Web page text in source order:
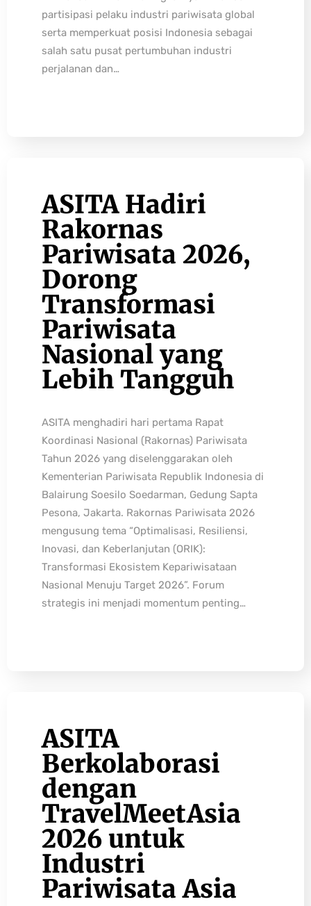
partisipasi pelaku industri pariwisata global
serta memperkuat posisi Indonesia sebagai
salah satu pusat pertumbuhan industri
perjalanan dan…
ASITA Hadiri
Rakornas
Pariwisata 2026,
Dorong
Transformasi
Pariwisata
Nasional yang
Lebih Tangguh
ASITA menghadiri hari pertama Rapat
Koordinasi Nasional (Rakornas) Pariwisata
Tahun 2026 yang diselenggarakan oleh
Kementerian Pariwisata Republik Indonesia di
Balairung Soesilo Soedarman, Gedung Sapta
Pesona, Jakarta. Rakornas Pariwisata 2026
mengusung tema “Optimalisasi, Resiliensi,
Inovasi, dan Keberlanjutan (ORIK):
Transformasi Ekosistem Kepariwisataan
Nasional Menuju Target 2026”. Forum
strategis ini menjadi momentum penting…
ASITA
Berkolaborasi
dengan
TravelMeetAsia
2026 untuk
Industri
Pariwisata Asia